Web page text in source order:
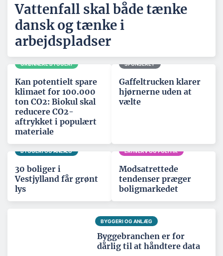
Vattenfall skal både tænke
dansk og tænke i
arbejdspladser
GRØNNERE BYGGERI
Kan potentielt spare
klimaet for 100.000
ton CO2: Biokul skal
reducere CO2-
aftrykket i populært
materiale
SPONSERET
Gaffeltrucken klarer
hjørnerne uden at
vælte
BYGGERI OG ANLÆG
30 boliger i
Vestjylland får grønt
lys
ERHVERV OG POLITIK
Modsatrettede
tendenser præger
boligmarkedet
BYGGERI OG ANLÆG
Byggebranchen er for
dårlig til at håndtere data